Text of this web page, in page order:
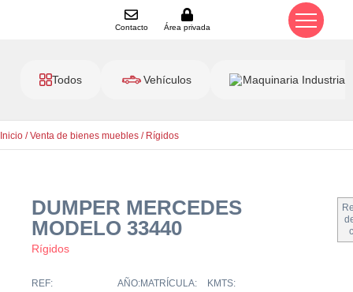
Contacto Área privada
Todos Vehículos Maquinaria Industrial
Inicio /Venta de bienes muebles / Rígidos
DUMPER MERCEDES
MODELO 33440
Rígidos
REF: AÑO:MATRÍCULA: KMTS: